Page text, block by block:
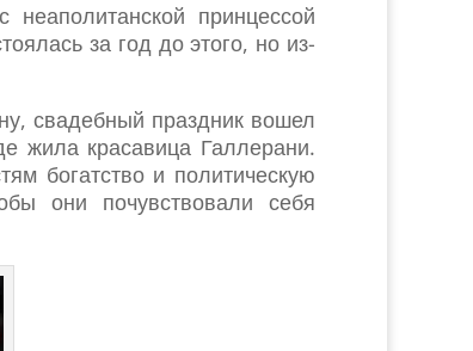
принцессой
за год до этого, но из-
свадебный праздник вошел
жила красавица Галлерани.
богатство и политическую
они почувствовали себя